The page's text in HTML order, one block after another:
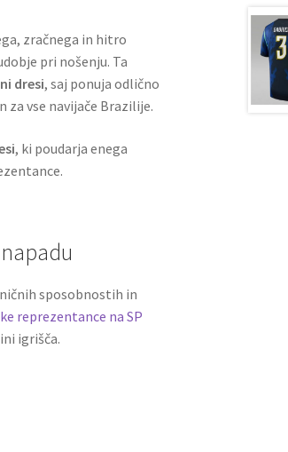
zračnega in hitro
pri nošenju. Ta
dresi, saj ponuja odlično
vse navijače Brazilije.
, ki poudarja enega
sposobnostih in
reprezentance na SP
igrišča.